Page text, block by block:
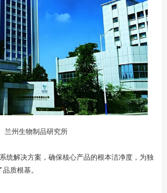
兰州生物制品研究所
解决方案，确保核心产品的根本洁净度，为独
质根基。